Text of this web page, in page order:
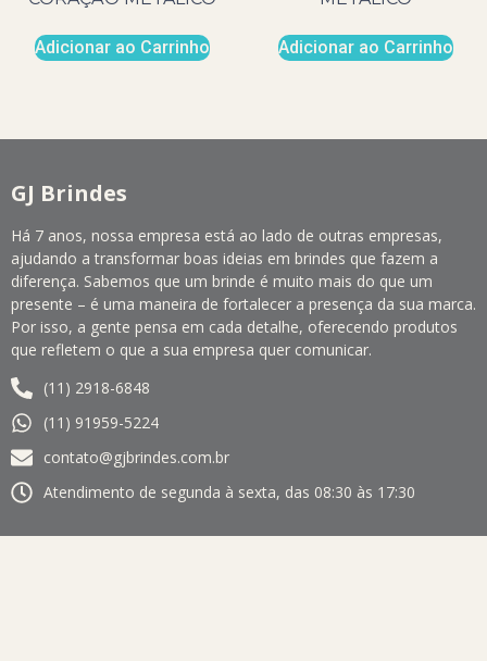
Adicionar ao Carrinho Adicionar ao Carrinho
GJ Brindes
Há 7 anos, nossa empresa está ao lado de outras empresas,
ajudando a transformar boas ideias em brindes que fazem a
diferença. Sabemos que um brinde é muito mais do que um
presente – é uma maneira de fortalecer a presença da sua marca.
Por isso, a gente pensa em cada detalhe, oferecendo produtos
que refletem o que a sua empresa quer comunicar.
(11) 2918-6848
(11) 91959-5224
contato@gjbrindes.com.br
Atendimento de segunda à sexta, das 08:30 às 17:30